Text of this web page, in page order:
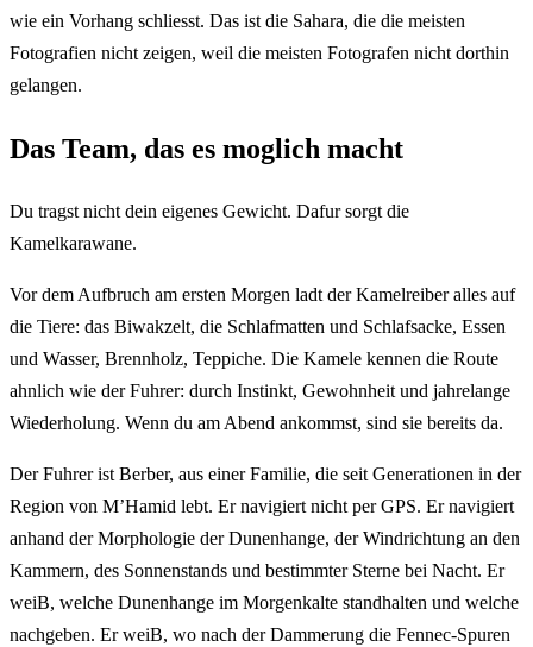
wie ein Vorhang schliesst. Das ist die Sahara, die die meisten
Fotografien nicht zeigen, weil die meisten Fotografen nicht dorthin
gelangen.
Das Team, das es moglich macht
Du tragst nicht dein eigenes Gewicht. Dafur sorgt die
Kamelkarawane.
Vor dem Aufbruch am ersten Morgen ladt der Kamelreiber alles auf
die Tiere: das Biwakzelt, die Schlafmatten und Schlafsacke, Essen
und Wasser, Brennholz, Teppiche. Die Kamele kennen die Route
ahnlich wie der Fuhrer: durch Instinkt, Gewohnheit und jahrelange
Wiederholung. Wenn du am Abend ankommst, sind sie bereits da.
Der Fuhrer ist Berber, aus einer Familie, die seit Generationen in der
Region von M’Hamid lebt. Er navigiert nicht per GPS. Er navigiert
anhand der Morphologie der Dunenhange, der Windrichtung an den
Kammern, des Sonnenstands und bestimmter Sterne bei Nacht. Er
weiB, welche Dunenhange im Morgenkalte standhalten und welche
nachgeben. Er weiB, wo nach der Dammerung die Fennec-Spuren